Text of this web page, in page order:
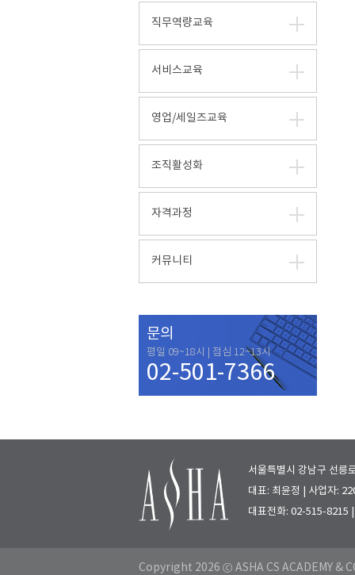
직무역량교육
서비스교육
영업/세일즈교육
조직활성화
자격과정
커뮤니티
문의
평일 09~18시 | 점심 12~13시
02-501-7366
서울특별시 강남구 선릉
대표: 최윤정 | 사업자:
대표전화: 02-515-8215
Copyright 2026 ⓒ ASHA CS ACADEMY &